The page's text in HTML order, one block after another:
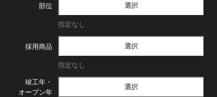
部位 選択
指定なし
採用商品 選択
指定なし
竣工年・
オープン年
選択